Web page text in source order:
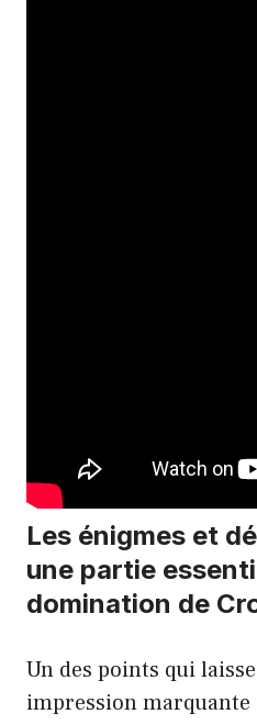
Les énigmes et
une partie
domination de
Un des points qui
impression marquante